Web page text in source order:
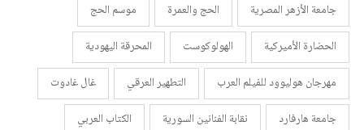
جامعة الأزهر المصرية
الحج والعمرة
موسم الحج
الحضارة الأميركية
الهولوكوست
المحرقة اليهودية
مهرجان هوليوود للفيلم العرب
التطهير العرقي
غال غادوت
جامعة هارفارد
نقابة الفنانين السورية
الكتاب العربي